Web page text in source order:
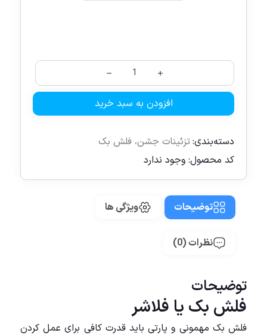
افزودن به سبد خرید
دسته‌بندی:تزئینات جشن، فلش بک
کد محصول: وجود ندارد
توضیحات ویژگی ها
نظرات (0)
توضیحات
فلش بک یا فلاشر
فلش بک مهمونی و پارتی باید قدرت کافی برای عمل کردن